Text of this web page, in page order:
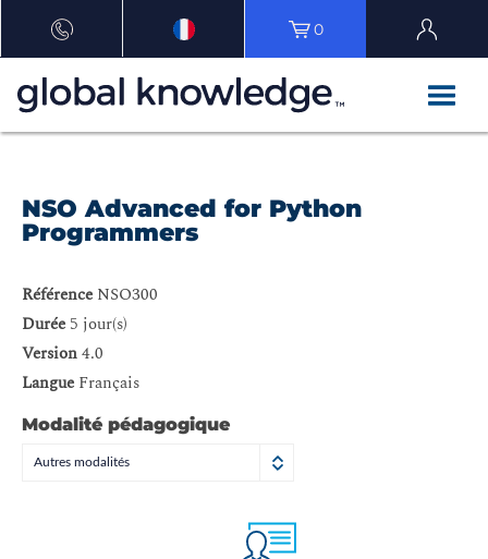
0
NSO Advanced for Python
Programmers
Référence NSO300
Durée 5 jour(s)
Version4.0
Langue Français
Modalité pédagogique
Autres modalités